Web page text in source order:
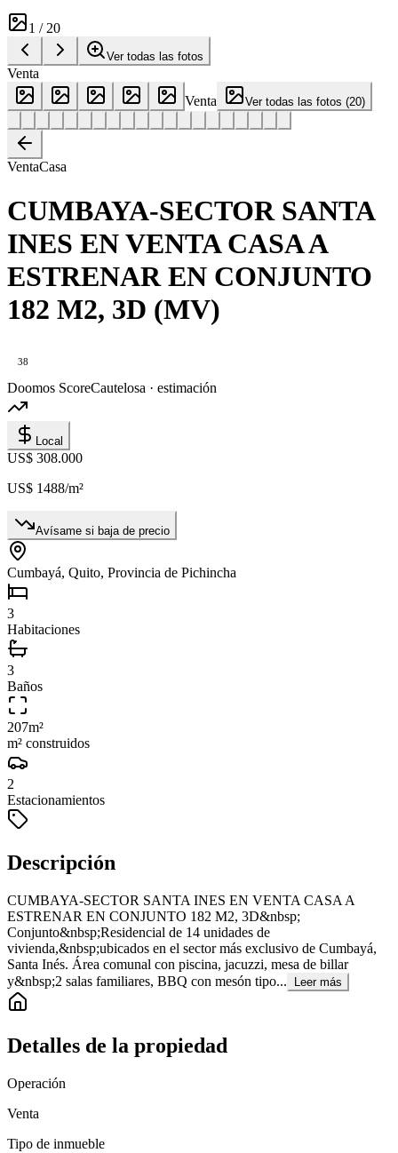
1 /20
Ver todas las fotos
Venta
Venta
Ver todas las fotos (20)
VentaCasa
CUMBAYA-SECTOR SANTA
INES EN VENTA CASA A
ESTRENAR EN CONJUNTO
182 M2, 3D (MV)
38
Doomos ScoreCautelosa · estimación
Local
US$ 308.000
US$ 1488/m²
Avísame si baja de precio
Cumbayá, Quito, Provincia de Pichincha
3
Habitaciones
3
Baños
207m²
m² construidos
2
Estacionamientos
Descripción
CUMBAYA-SECTOR SANTA INES EN VENTA CASA A
ESTRENAR EN CONJUNTO 182 M2, 3D&nbsp;
Conjunto&nbsp;Residencial de 14 unidades de
vivienda,&nbsp;ubicados en el sector más exclusivo de Cumbayá,
Santa Inés. Área comunal con piscina, jacuzzi, mesa de billar
y&nbsp;2 salas familiares, BBQ con mesón tipo...
Leer más
Detalles de la propiedad
Operación
Venta
Tipo de inmueble